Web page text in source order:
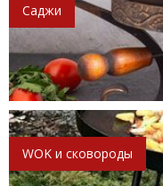
Саджи
WOK и сковороды